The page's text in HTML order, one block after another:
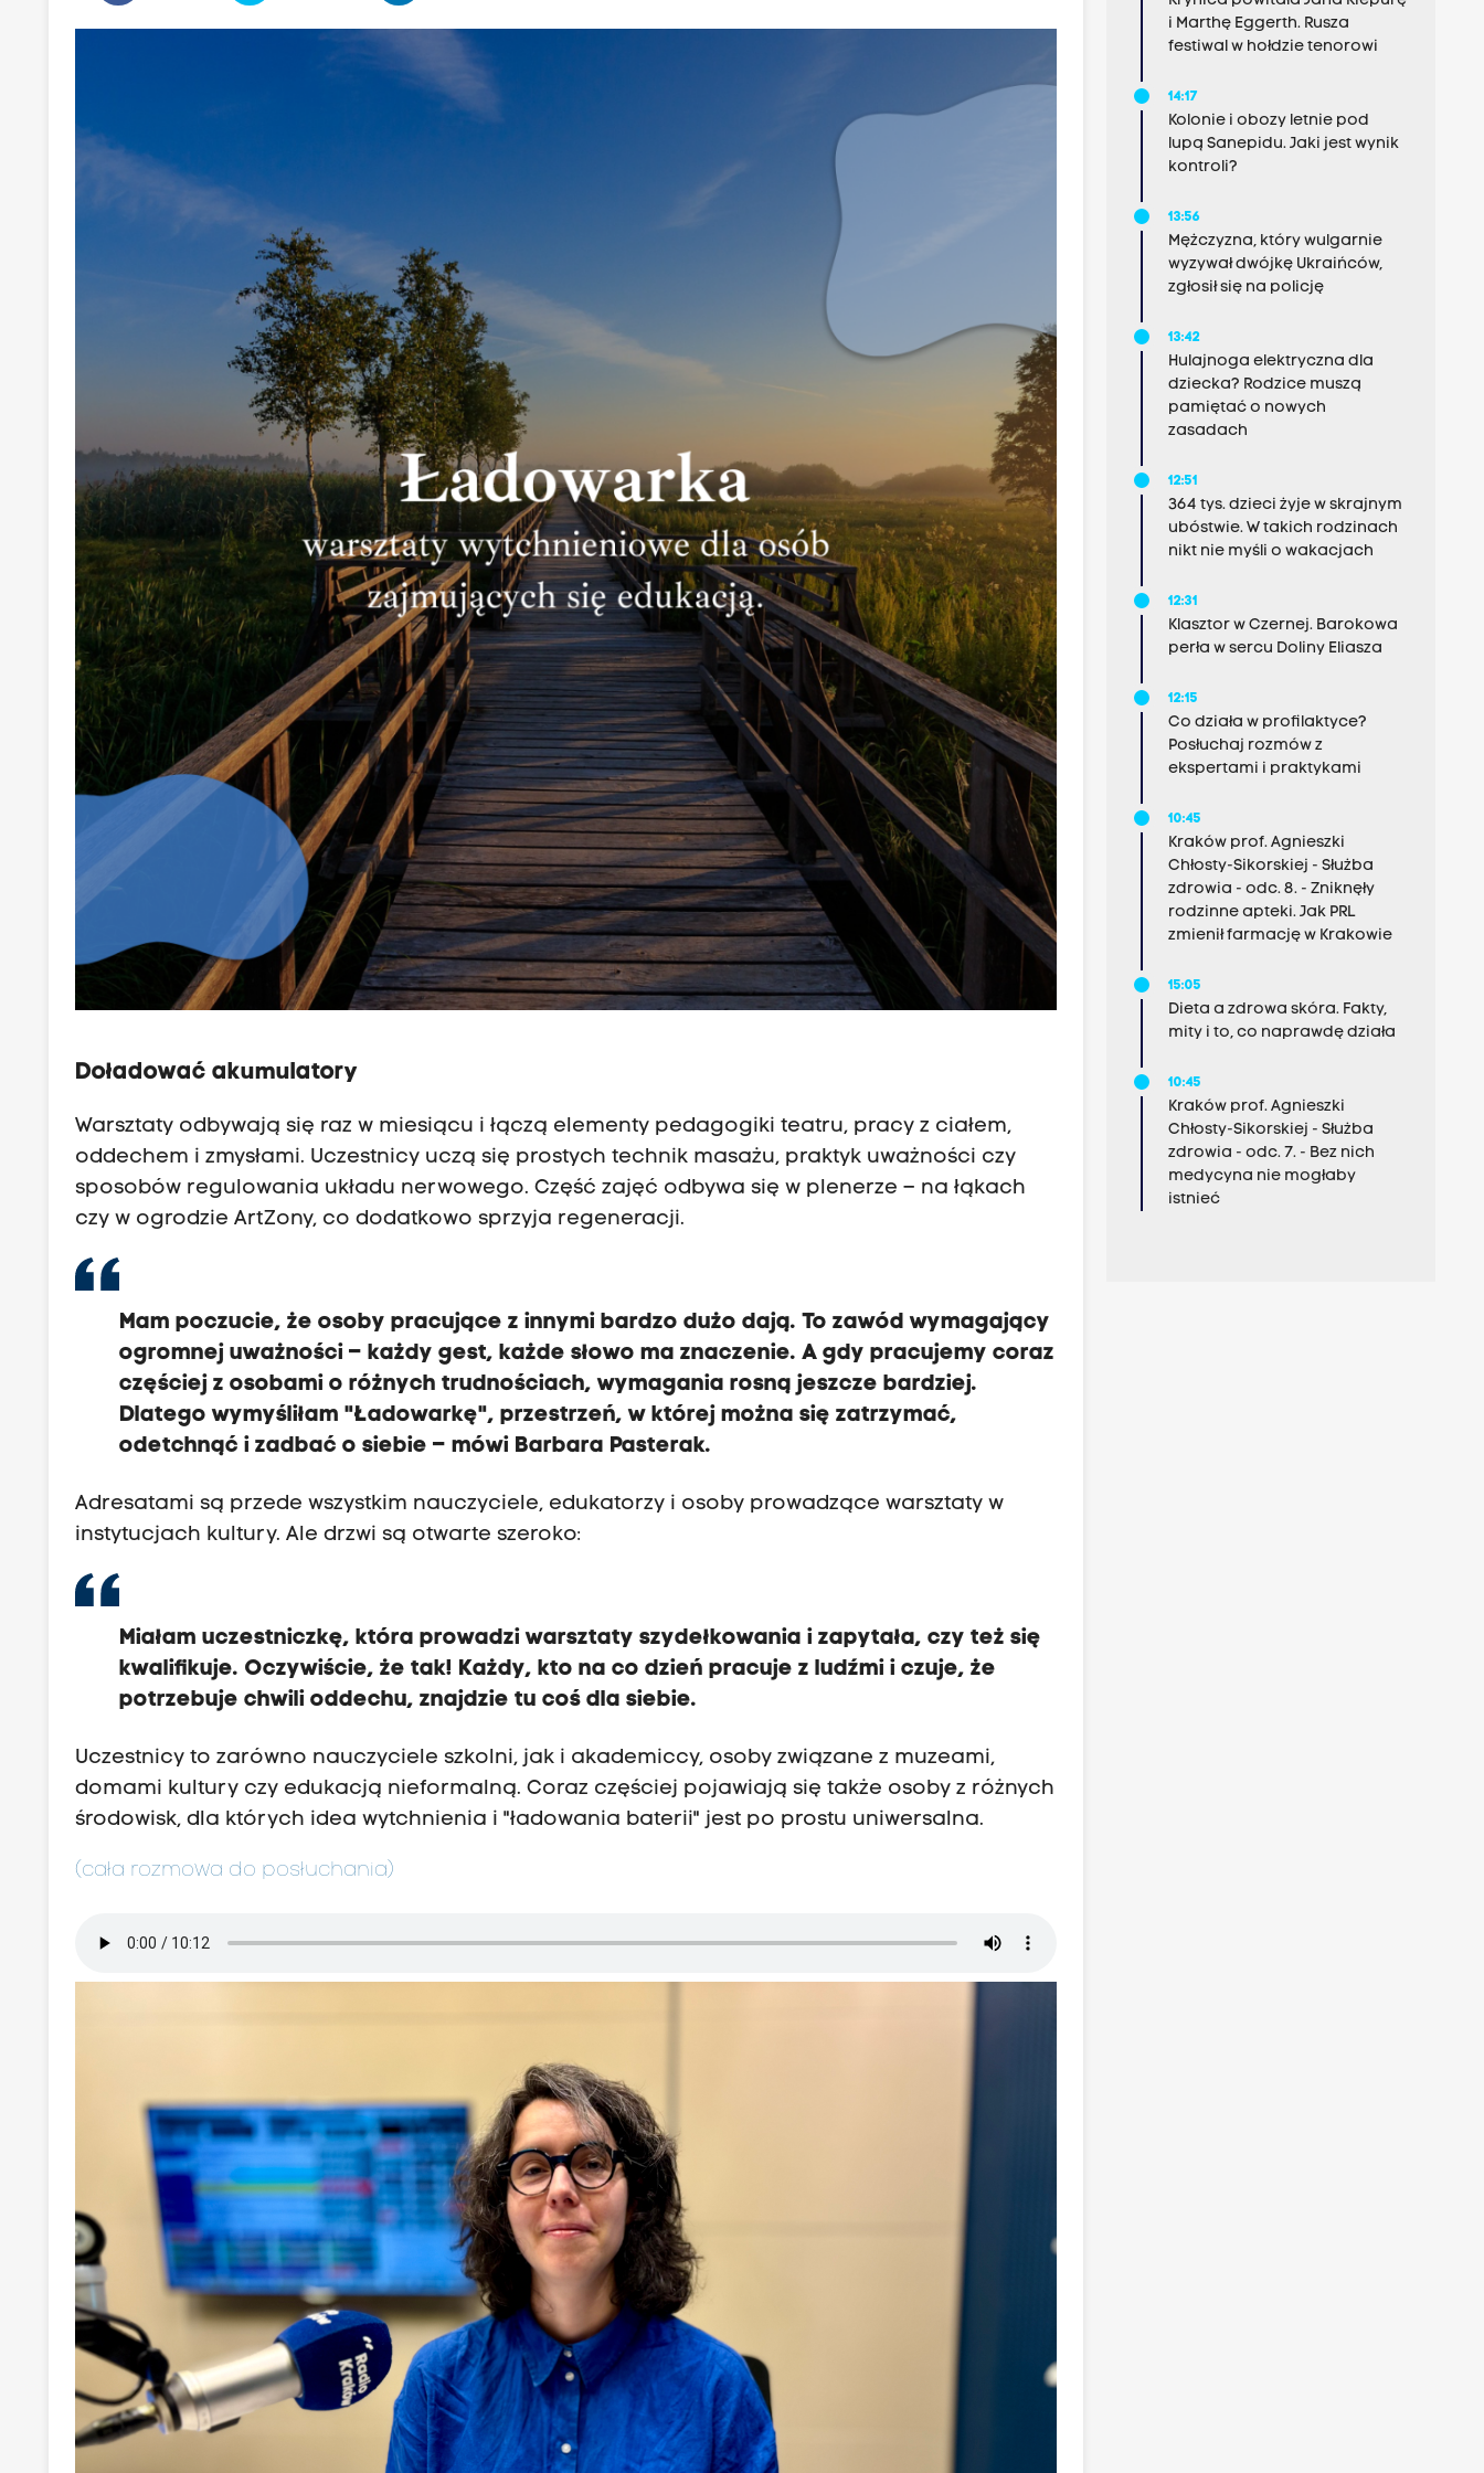
Doładować akumulatory
Warsztaty odbywają się raz w miesiącu i łączą elementy pedagogiki teatru, pracy z ciałem,
oddechem i zmysłami. Uczestnicy uczą się prostych technik masażu, praktyk uważności czy
sposobów regulowania układu nerwowego. Część zajęć odbywa się w plenerze – na łąkach
czy w ogrodzie ArtZony, co dodatkowo sprzyja regeneracji.
Mam poczucie, że osoby pracujące z innymi bardzo dużo dają. To zawód wymagający
ogromnej uważności – każdy gest, każde słowo ma znaczenie. A gdy pracujemy coraz
częściej z osobami o różnych trudnościach, wymagania rosną jeszcze bardziej.
Dlatego wymyśliłam "Ładowarkę", przestrzeń, w której można się zatrzymać,
odetchnąć i zadbać o siebie – mówi Barbara Pasterak.
Adresatami są przede wszystkim nauczyciele, edukatorzy i osoby prowadzące warsztaty w
instytucjach kultury. Ale drzwi są otwarte szeroko:
Miałam uczestniczkę, która prowadzi warsztaty szydełkowania i zapytała, czy też się
kwalifikuje. Oczywiście, że tak! Każdy, kto na co dzień pracuje z ludźmi i czuje, że
potrzebuje chwili oddechu, znajdzie tu coś dla siebie.
Uczestnicy to zarówno nauczyciele szkolni, jak i akademiccy, osoby związane z muzeami,
domami kultury czy edukacją nieformalną. Coraz częściej pojawiają się także osoby z różnych
środowisk, dla których idea wytchnienia i "ładowania baterii" jest po prostu uniwersalna.
(cała rozmowa do posłuchania)
i Marthę Eggerth. Rusza
festiwal w hołdzie tenorowi
14:17
Kolonie i obozy letnie pod
lupą Sanepidu. Jaki jest wynik
kontroli?
13:56
Mężczyzna, który wulgarnie
wyzywał dwójkę Ukraińców,
zgłosił się na policję
13:42
Hulajnoga elektryczna dla
dziecka? Rodzice muszą
pamiętać o nowych
zasadach
12:51
364 tys. dzieci żyje w skrajnym
ubóstwie. W takich rodzinach
nikt nie myśli o wakacjach
12:31
Klasztor w Czernej. Barokowa
perła w sercu Doliny Eliasza
12:15
Co działa w profilaktyce?
Posłuchaj rozmów z
ekspertami i praktykami
10:45
Kraków prof. Agnieszki
Chłosty-Sikorskiej - Służba
zdrowia - odc. 8. - Zniknęły
rodzinne apteki. Jak PRL
zmienił farmację w Krakowie
15:05
Dieta a zdrowa skóra. Fakty,
mity i to, co naprawdę działa
10:45
Kraków prof. Agnieszki
Chłosty-Sikorskiej - Służba
zdrowia - odc. 7. - Bez nich
medycyna nie mogłaby
istnieć